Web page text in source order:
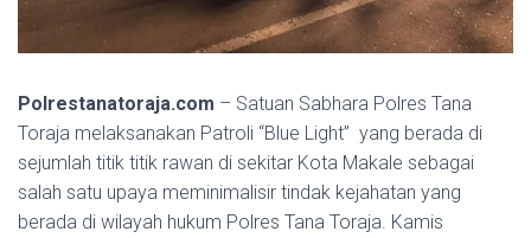
Polrestanatoraja.com – Satuan Sabhara Polres Tana
Toraja melaksanakan Patroli “Blue Light” yang berada di
sejumlah titik titik rawan di sekitar Kota Makale sebagai
salah satu upaya meminimalisir tindak kejahatan yang
berada di wilayah hukum Polres Tana Toraja. Kamis